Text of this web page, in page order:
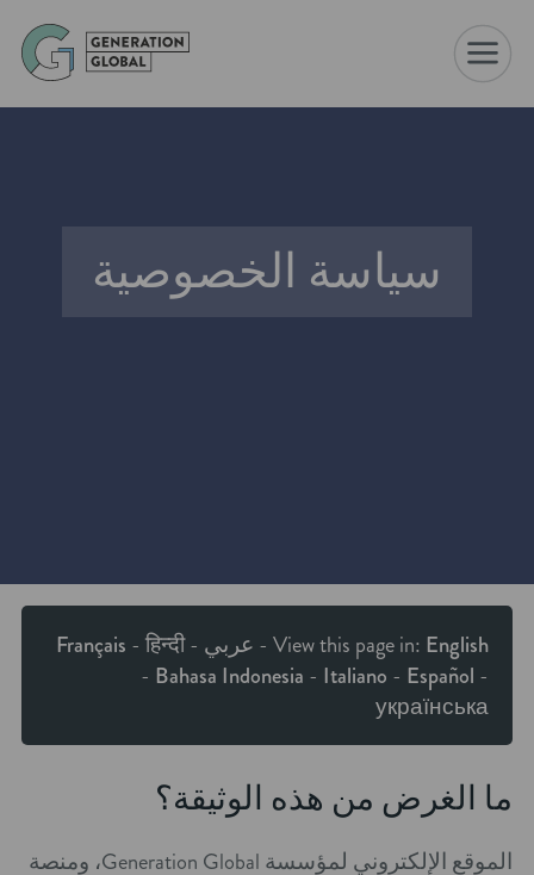
☰
سياسة الخصوصية
View this page in: English
- عربي -
Français -हिन्दी
- Bahasa Indonesia - Italiano - Español -
українська
ما الغرض من هذه الوثيقة؟
الموقع الإلكتروني لمؤسسة Generation Global، ومنصة